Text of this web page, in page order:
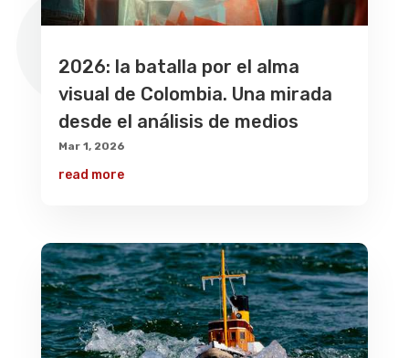
2026: la batalla por el alma
visual de Colombia. Una mirada
desde el análisis de medios
Mar 1, 2026
read more